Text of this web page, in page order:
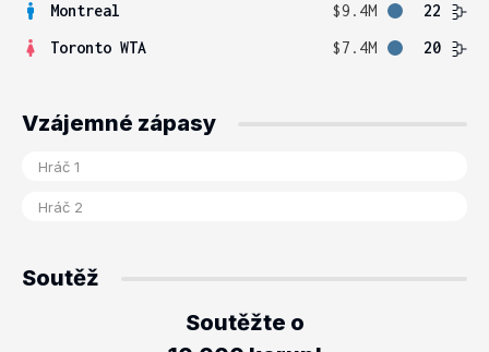
Montreal $9.4M
22
Toronto WTA
$7.4M 20
Vzájemné zápasy
Soutěž
Soutěžte o